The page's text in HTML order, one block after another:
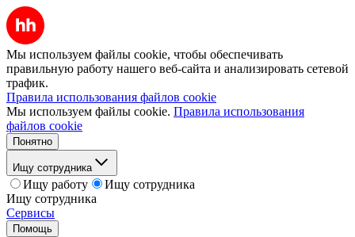
Мы используем файлы cookie, чтобы обеспечивать
правильную работу нашего веб-сайта и анализировать сетевой
трафик.
Правила использования файлов cookie
Мы используем файлы cookie. Правила использования
файлов cookie
Понятно
Ищу сотрудника
Ищу работу
Ищу сотрудника
Ищу сотрудника
Сервисы
Помощь